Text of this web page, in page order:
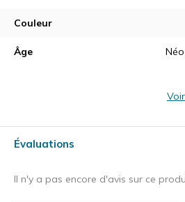
Couleur
Âge
Évaluations
Il n'y a pas encore d'avis sur ce